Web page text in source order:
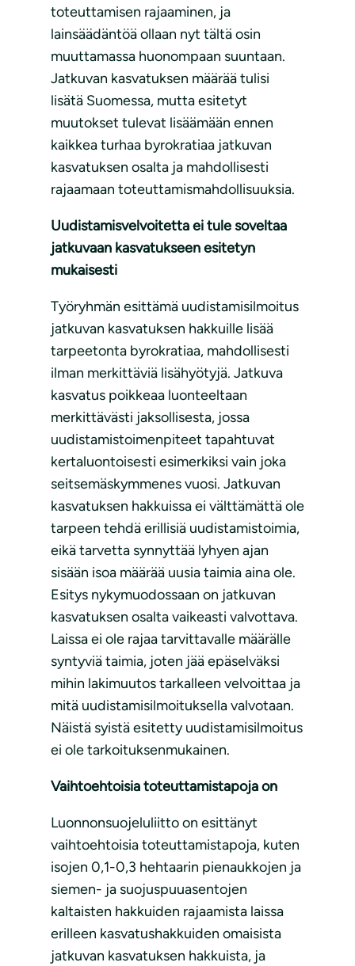
toteuttamisen rajaaminen, ja
lainsäädäntöä ollaan nyt tältä osin
muuttamassa huonompaan suuntaan.
Jatkuvan kasvatuksen määrää tulisi
lisätä Suomessa, mutta esitetyt
muutokset tulevat lisäämään ennen
kaikkea turhaa byrokratiaa jatkuvan
kasvatuksen osalta ja mahdollisesti
rajaamaan toteuttamismahdollisuuksia.
Uudistamisvelvoitetta ei tule soveltaa
jatkuvaan kasvatukseen esitetyn
mukaisesti
Työryhmän esittämä uudistamisilmoitus
jatkuvan kasvatuksen hakkuille lisää
tarpeetonta byrokratiaa, mahdollisesti
ilman merkittäviä lisähyötyjä. Jatkuva
kasvatus poikkeaa luonteeltaan
merkittävästi jaksollisesta, jossa
uudistamistoimenpiteet tapahtuvat
kertaluontoisesti esimerkiksi vain joka
seitsemäskymmenes vuosi. Jatkuvan
kasvatuksen hakkuissa ei välttämättä ole
tarpeen tehdä erillisiä uudistamistoimia,
eikä tarvetta synnyttää lyhyen ajan
sisään isoa määrää uusia taimia aina ole.
Esitys nykymuodossaan on jatkuvan
kasvatuksen osalta vaikeasti valvottava.
Laissa ei ole rajaa tarvittavalle määrälle
syntyviä taimia, joten jää epäselväksi
mihin lakimuutos tarkalleen velvoittaa ja
mitä uudistamisilmoituksella valvotaan.
Näistä syistä esitetty uudistamisilmoitus
ei ole tarkoituksenmukainen.
Vaihtoehtoisia toteuttamistapoja on
Luonnonsuojeluliitto on esittänyt
vaihtoehtoisia toteuttamistapoja, kuten
isojen 0,1-0,3 hehtaarin pienaukkojen ja
siemen- ja suojuspuuasentojen
kaltaisten hakkuiden rajaamista laissa
erilleen kasvatushakkuiden omaisista
jatkuvan kasvatuksen hakkuista, ja